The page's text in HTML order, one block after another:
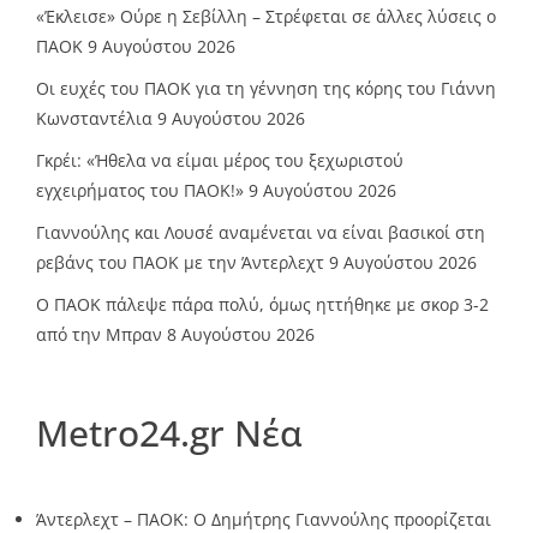
«Έκλεισε» Ούρε η Σεβίλλη – Στρέφεται σε άλλες λύσεις ο
ΠΑΟΚ 9 Αυγούστου 2026
Οι ευχές του ΠΑΟΚ για τη γέννηση της κόρης του Γιάννη
Κωνσταντέλια 9 Αυγούστου 2026
Γκρέι: «Ήθελα να είμαι μέρος του ξεχωριστού
εγχειρήματος του ΠΑΟΚ!» 9 Αυγούστου 2026
Γιαννούλης και Λουσέ αναμένεται να είναι βασικοί στη
ρεβάνς του ΠΑΟΚ με την Άντερλεχτ 9 Αυγούστου 2026
Ο ΠΑΟΚ πάλεψε πάρα πολύ, όμως ηττήθηκε με σκορ 3-2
από την Μπραν 8 Αυγούστου 2026
Metro24.gr Νέα
Άντερλεχτ – ΠΑΟΚ: Ο Δημήτρης Γιαννούλης προορίζεται